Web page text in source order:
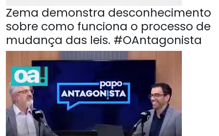
Zema demonstra desconhecimento
sobre como funciona o processo de
mudança das leis. #OAntagonista